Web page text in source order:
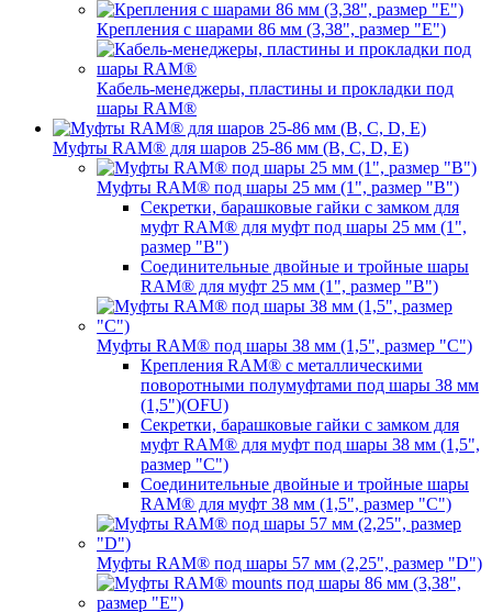
Крепления с шарами 86 мм (3,38", размер "E")
Кабель-менеджеры, пластины и прокладки под
шары RAM®
Муфты RAM® для шаров 25-86 мм (B, C, D, E)
Муфты RAM® под шары 25 мм (1", размер "B")
Секретки, барашковые гайки с замком для
муфт RAM® для муфт под шары 25 мм (1",
размер "B")
Соединительные двойные и тройные шары
RAM® для муфт 25 мм (1", размер "B")
Муфты RAM® под шары 38 мм (1,5", размер "C")
Крепления RAM® с металлическими
поворотными полумуфтами под шары 38 мм
(1,5")(OFU)
Секретки, барашковые гайки с замком для
муфт RAM® для муфт под шары 38 мм (1,5",
размер "C")
Соединительные двойные и тройные шары
RAM® для муфт 38 мм (1,5", размер "C")
Муфты RAM® под шары 57 мм (2,25", размер "D")